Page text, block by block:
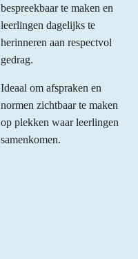
bespreekbaar te maken en
leerlingen dagelijks te
herinneren aan respectvol
gedrag.
Ideaal om afspraken en
normen zichtbaar te maken
op plekken waar leerlingen
samenkomen.